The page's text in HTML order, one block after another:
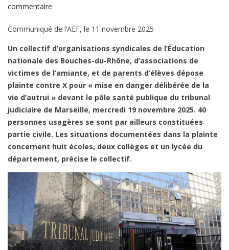
commentaire
syndicats
Rhône
contre
X
pour
exposition
à
l’amiante
Communiqué de l’AEF, le 11 novembre 2025
Un collectif d’organisations syndicales de l’Éducation
nationale des Bouches-du-Rhône, d’associations de
victimes de l’amiante, et de parents d’élèves dépose
plainte contre X pour « mise en danger délibérée de la
vie d’autrui » devant le pôle santé publique du tribunal
judiciaire de Marseille, mercredi 19 novembre 2025. 40
personnes usagères se sont par ailleurs constituées
partie civile. Les situations documentées dans la plainte
concernent huit écoles, deux collèges et un lycée du
département, précise le collectif.